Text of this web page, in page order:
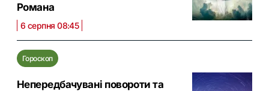
Романа
6 серпня 08:45
Гороскоп
Непередбачувані повороти та